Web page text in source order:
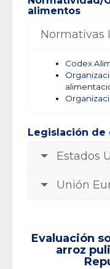
alimentos
Normativas
Codex
Legislación de
Estados
Unión
Evaluación
arroz